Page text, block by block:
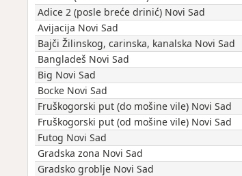
Adice 2 (posle breće drinić) Novi Sad
Avijacija Novi Sad
Bajči Žilinskog, carinska, kanalska Novi Sad
Bangladeš Novi Sad
Big Novi Sad
Bocke Novi Sad
Fruškogorski put (do mošine vile) Novi Sad
Fruškogorski put (od mošine vile) Novi Sad
Futog Novi Sad
Gradska zona Novi Sad
Gradsko groblje Novi Sad